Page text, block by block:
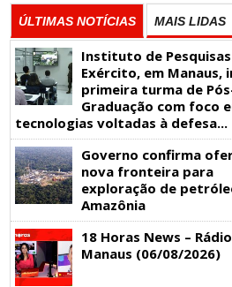
ÚLTIMAS NOTÍCIAS MAIS LIDAS
Instituto de
Exército, em Manaus,
primeira turma de
Graduação com foco
tecnologias voltadas à defesa...
Governo confirma
nova fronteira para
exploração de
Amazônia
18 Horas News​​​​​​​​​​​​ –
Manaus (06/08/2026)